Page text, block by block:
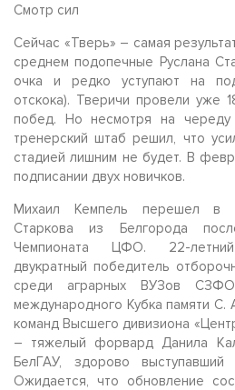
Смотр сил
Сейчас «Тверь» – самая
среднем подопечные Руслана
очка и редко уступают на
отскока). Тверичи провели уже
побед. Но несмотря на череду
тренерский штаб решил, что
стадией лишним не будет. В
подписании двух новичков.
Михаил Кемпель перешел в
Старкова из Белгорода
Чемпионата ЦФО. 22-
двукратный победитель
среди аграрных ВУЗов
международного Кубка памяти С.
команд Высшего дивизиона
– тяжелый форвард Данила
БелГАУ, здорово
Ожидается, что обновление